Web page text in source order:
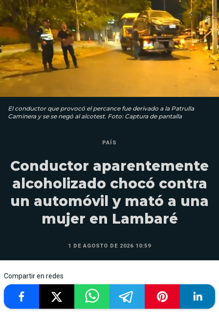
El conductor que provocó el percance fue derivado a la Patrulla
Caminera y se se negó al alcotest. Foto: Captura de pantalla
PAÍS
Conductor aparentemente
alcoholizado chocó contra
un automóvil y mató a una
mujer en Lambaré
1 DE AGOSTO DE 2026 10:59
Compartir en redes